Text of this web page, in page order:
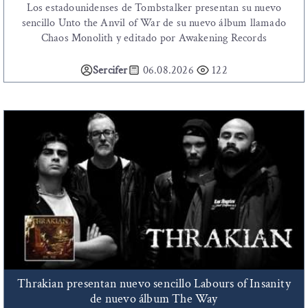
Los estadounidenses de Tombstalker presentan su nuevo
sencillo Unto the Anvil of War de su nuevo álbum llamado
Chaos Monolith y editado por Awakening Records
Sercifer 06.08.2026 122
Thrakian presentan nuevo sencillo Labours of Insanity
de nuevo álbum The Way